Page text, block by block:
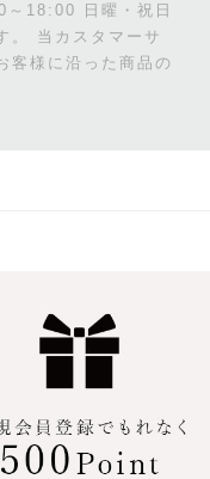
～18:00 日曜・祝日
。
当カスタマーサ
客様に沿った商品の